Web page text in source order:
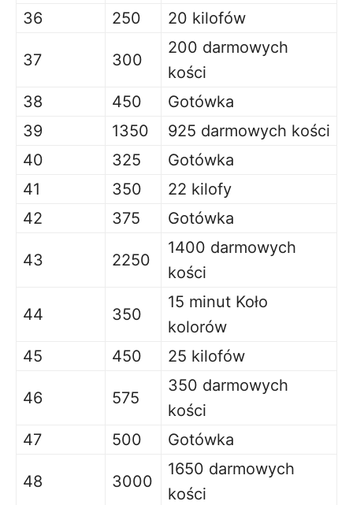
36
250 20 kilofów
37 300
200 darmowych
kości
38
450
Gotówka
39
1350
925 darmowych kości
40
325
Gotówka
41
350
22 kilofy
42
375 Gotówka
43 2250
1400 darmowych
kości
44 350
15 minut Koło
kolorów
45
450 25 kilofów
46 575
350 darmowych
kości
47
500 Gotówka
48 3000
1650 darmowych
kości